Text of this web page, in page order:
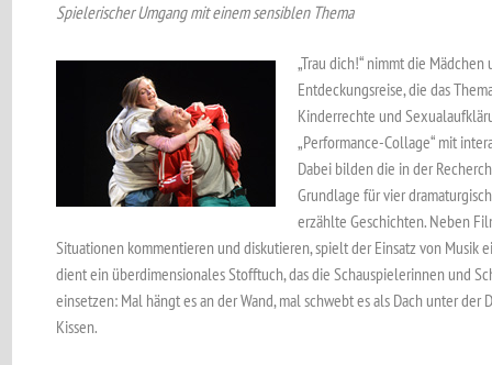
Spielerischer Umgang mit einem sensiblen Thema
„Trau dich!“ nimmt die
Entdeckungsreise, die das
Kinderrechte und
„Performance-Collage“ mit
Dabei bilden die in der
Grundlage für vier
erzählte Geschichten. Neben
Situationen kommentieren und diskutieren, spielt der Einsatz von Musik
dient ein überdimensionales Stofftuch, das die Schauspielerinnen und
einsetzen: Mal hängt es an der Wand, mal schwebt es als Dach unter der
Kissen.